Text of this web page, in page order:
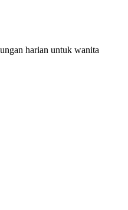
harian untuk wanita